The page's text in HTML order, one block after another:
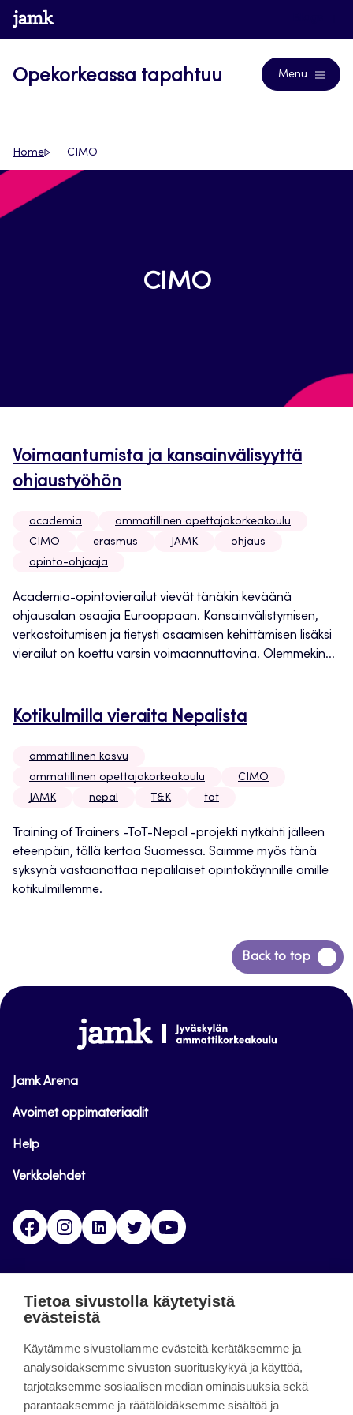
Siirry
suoraan
www.jamk.fi
Opekorkeassa tapahtuu Menu
Home CIMO
CIMO
Voimaantumista ja kansainvälisyyttä
ohjaustyöhön
academia
ammatillinen opettajakorkeakoulu
CIMO
erasmus JAMK
ohjaus
opinto-ohjaaja
Academia-opintovierailut vievät tänäkin keväänä
ohjausalan osaajia Eurooppaan. Kansainvälistymisen,
verkostoitumisen ja tietysti osaamisen kehittämisen lisäksi
vierailut on koettu varsin voimaannuttavina. Olemmekin...
Kotikulmilla vieraita Nepalista
ammatillinen kasvu
ammatillinen opettajakorkeakoulu
CIMO
JAMK
nepal T&K tot
Training of Trainers -ToT-Nepal -projekti nytkähti jälleen
eteenpäin, tällä kertaa Suomessa. Saimme myös tänä
syksynä vastaanottaa nepalilaiset opintokäynnille omille
kotikulmillemme.
Back to top
Siirry
takaisin
www.jamk.fi
Jamk Arena
Avoimet oppimateriaalit
Help
Verkkolehdet
FacebookInstagramLinkedinTwitter
päättynyt 11.9.2023.
About the site
Tietoa sivustolla käytetyistä
evästeistä
Käytämme sivustollamme evästeitä kerätäksemme ja
analysoidaksemme sivuston suorituskykyä ja käyttöä,
tarjotaksemme sosiaalisen median ominaisuuksia sekä
parantaaksemme ja räätälöidäksemme sisältöä ja